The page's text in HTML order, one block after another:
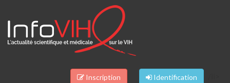
Inscription Identification
Panneau de gestion des cookies